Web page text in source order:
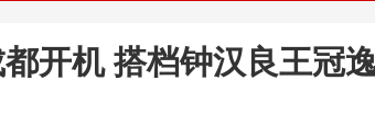
开机 搭档钟汉良王冠